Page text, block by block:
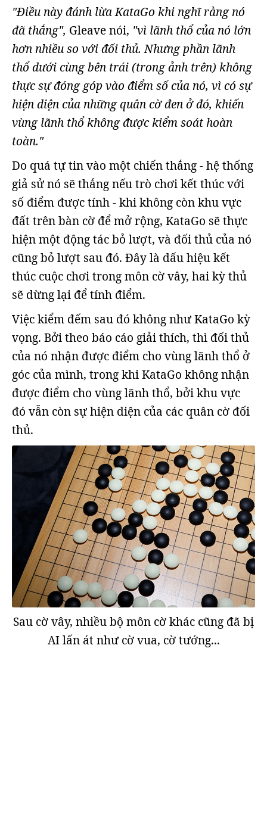
"Điều này đánh lừa KataGo khi nghĩ rằng nó
đã thắng", Gleave nói, "vì lãnh thổ của nó lớn
hơn nhiều so với đối thủ. Nhưng phần lãnh
thổ dưới cùng bên trái (trong ảnh trên) không
thực sự đóng góp vào điểm số của nó, vì có sự
hiện diện của những quân cờ đen ở đó, khiến
vùng lãnh thổ không được kiểm soát hoàn
toàn."
Do quá tự tin vào một chiến thắng - hệ thống
giả sử nó sẽ thắng nếu trò chơi kết thúc với
số điểm được tính - khi không còn khu vực
đất trên bàn cờ để mở rộng, KataGo sẽ thực
hiện một động tác bỏ lượt, và đối thủ của nó
cũng bỏ lượt sau đó. Đây là dấu hiệu kết
thúc cuộc chơi trong môn cờ vây, hai kỳ thủ
sẽ dừng lại để tính điểm.
Việc kiểm đếm sau đó không như KataGo kỳ
vọng. Bởi theo báo cáo giải thích, thì đối thủ
của nó nhận được điểm cho vùng lãnh thổ ở
góc của mình, trong khi KataGo không nhận
được điểm cho vùng lãnh thổ, bởi khu vực
đó vẫn còn sự hiện diện của các quân cờ đối
thủ.
Sau cờ vây, nhiều bộ môn cờ khác cũng đã bị
AI lấn át như cờ vua, cờ tướng...